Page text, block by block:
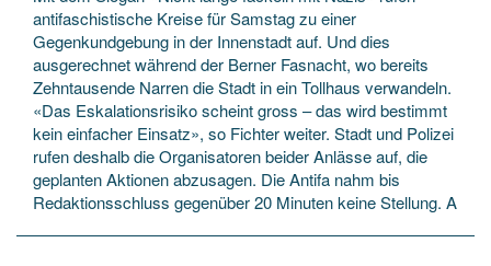
antifaschistische Kreise für Samstag zu einer
Gegenkundgebung in der Innenstadt auf. Und dies
ausgerechnet während der Berner Fasnacht, wo bereits
Zehntausende Narren die Stadt in ein Tollhaus verwandeln.
«Das Eskalationsrisiko scheint gross – das wird bestimmt
kein einfacher Einsatz», so Fichter weiter. Stadt und Polizei
rufen deshalb die Organisatoren beider Anlässe auf, die
geplanten Aktionen abzusagen. Die Antifa nahm bis
Redaktionsschluss gegenüber 20 Minuten keine Stellung. A